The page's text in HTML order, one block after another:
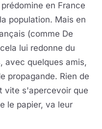
en France
population. Mais en
(comme De
lui redonne du
avec quelques amis,
propagande. Rien de
vite s'apercevoir que
le papier, va leur